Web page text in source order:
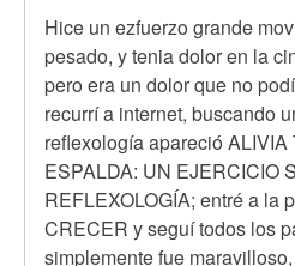
Hice un ezfuerzo grande
pesado, y tenia dolor en la
pero era un dolor que no
recurrí a internet, buscando
reflexología apareció
ESPALDA: UN EJERCICIO
REFLEXOLOGÍA; entré a la
CRECER y seguí todos los
simplemente fue